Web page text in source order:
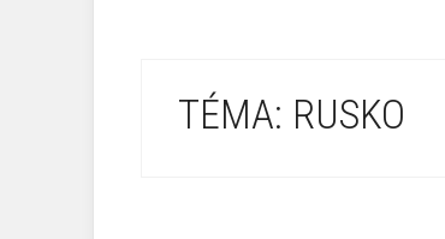
TÉMA: RUSKO